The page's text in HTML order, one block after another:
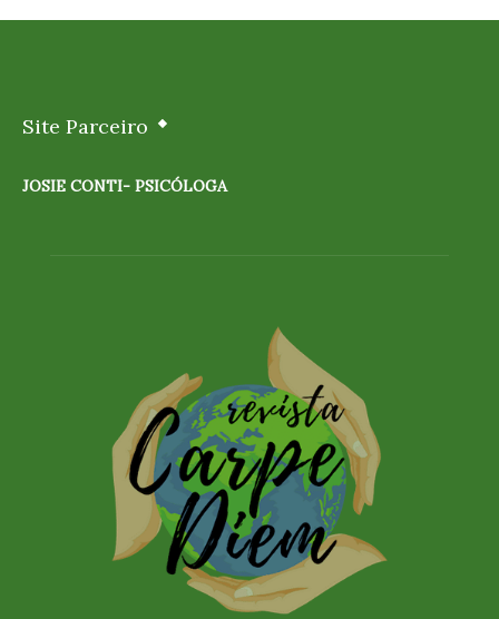
Site Parceiro
JOSIE CONTI- PSICÓLOGA